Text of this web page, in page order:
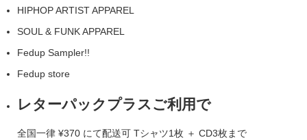
HIPHOP ARTIST APPAREL
SOUL & FUNK APPAREL
Fedup Sampler!!
Fedup store
レターパックプラスご利用で
全国一律 ¥370 にて配送可 Tシャツ1枚 ＋ CD3枚まで